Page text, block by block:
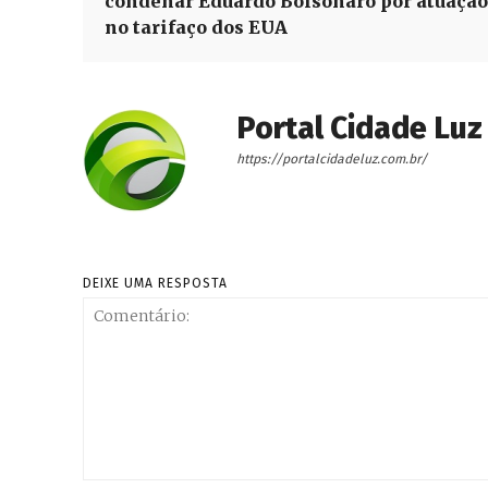
no tarifaço dos EUA
Portal Cidade Luz
https://portalcidadeluz.com.br/
DEIXE UMA RESPOSTA